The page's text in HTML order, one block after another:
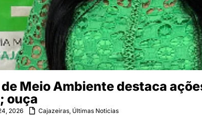
Meio Ambiente destaca
ouça
2026 Cajazeiras, Últimas Noticias